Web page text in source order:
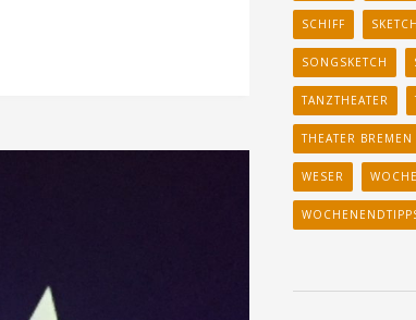
SCHIFF
SONGSKETCH
TANZTHEATER
THEATER BREMEN
WESER